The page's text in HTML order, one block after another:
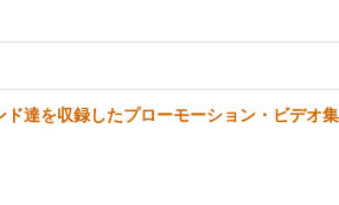
達を収録したプローモーション・ビデオ